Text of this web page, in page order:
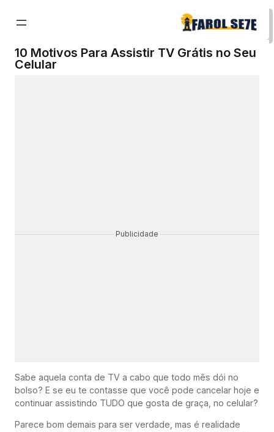
para
conteúdo
10 Motivos Para Assistir TV Grátis no Seu
Celular
Publicidade
Sabe aquela conta de TV a cabo que todo mês dói no
bolso? E se eu te contasse que você pode cancelar hoje e
continuar assistindo TUDO que gosta de graça, no celular?
Parece bom demais para ser verdade, mas é realidade